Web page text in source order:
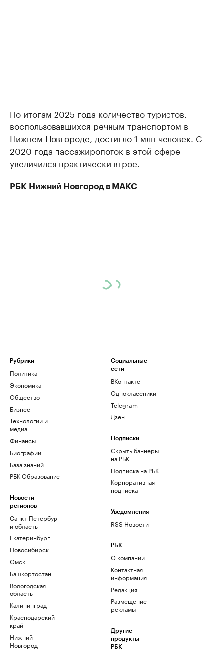
По итогам 2025 года количество туристов,
воспользовавшихся речным транспортом в
Нижнем Новгороде, достигло 1 млн человек. С
2020 года пассажиропоток в этой сфере
увеличился практически втрое.
РБК Нижний Новгород в МАКС
Рубрики
Политика
Экономика
Общество
Бизнес
Технологии и
медиа
Финансы
Биографии
База знаний
РБК Образование
Новости
регионов
Санкт-Петербург
и область
Екатеринбург
Новосибирск
Омск
Башкортостан
Вологодская
область
Калининград
Краснодарский
край
Нижний
Новгород
Социальные
сети
ВКонтакте
Одноклассники
Telegram
Дзен
Подписки
Скрыть баннеры
на РБК
Подписка на РБК
Корпоративная
подписка
Уведомления
RSS Новости
РБК
О компании
Контактная
информация
Редакция
Размещение
рекламы
Другие
продукты
РБК